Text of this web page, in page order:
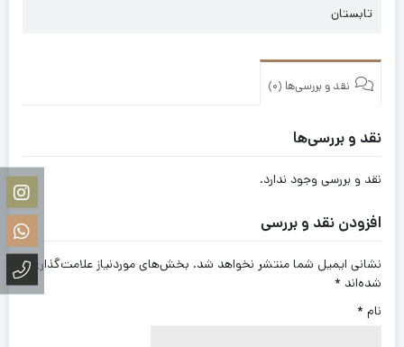
تابستان
نقد و بررسی‌ها (0)
نقد و بررسی‌ها
نقد و بررسی وجود ندارد.
افزودن نقد و بررسی
نشانی ایمیل شما منتشر نخواهد شد. بخش‌های موردنیاز علامت‌گذاری
شده‌اند *
نام *